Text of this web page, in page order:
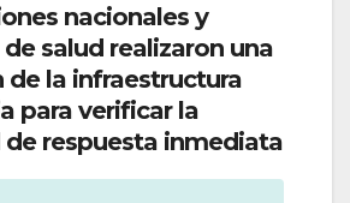
nacionales y
salud realizaron una
de la infraestructura
para verificar la
respuesta inmediata